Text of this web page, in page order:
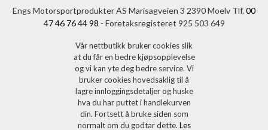
Engs Motorsportprodukter AS Marisagveien 3 2390 Moelv Tlf.00
47 46 76 44 98 - Foretaksregisteret 925 503 649
Vår nettbutikk bruker cookies slik
at du får en bedre kjøpsopplevelse
og vi kan yte deg bedre service. Vi
bruker cookies hovedsaklig til å
lagre innloggingsdetaljer og huske
hva du har puttet i handlekurven
din. Fortsett å bruke siden som
normalt om du godtar dette. Les